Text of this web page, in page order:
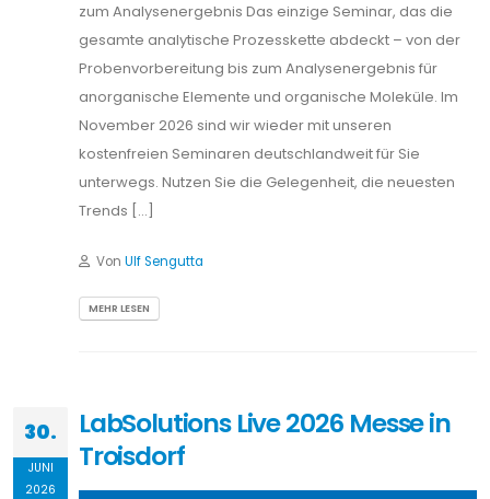
zum Analysenergebnis Das einzige Seminar, das die
gesamte analytische Prozesskette abdeckt – von der
Probenvorbereitung bis zum Analysenergebnis für
anorganische Elemente und organische Moleküle. Im
November 2026 sind wir wieder mit unseren
kostenfreien Seminaren deutschlandweit für Sie
unterwegs. Nutzen Sie die Gelegenheit, die neuesten
Trends […]
Von Ulf Sengutta
MEHR LESEN
30.
JUNI
2026
LabSolutions Live 2026 Messe in
Troisdorf